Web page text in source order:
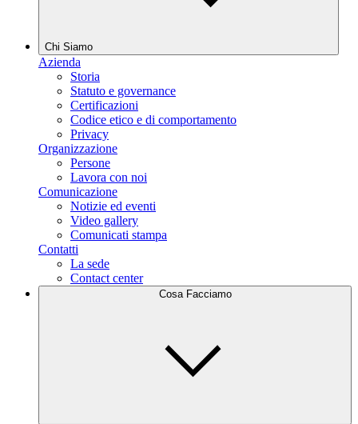
Chi Siamo
Azienda
Storia
Statuto e governance
Certificazioni
Codice etico e di comportamento
Privacy
Organizzazione
Persone
Lavora con noi
Comunicazione
Notizie ed eventi
Video gallery
Comunicati stampa
Contatti
La sede
Contact center
Cosa Facciamo